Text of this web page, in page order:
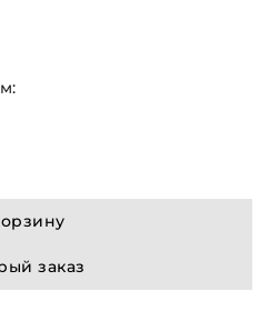
заказ